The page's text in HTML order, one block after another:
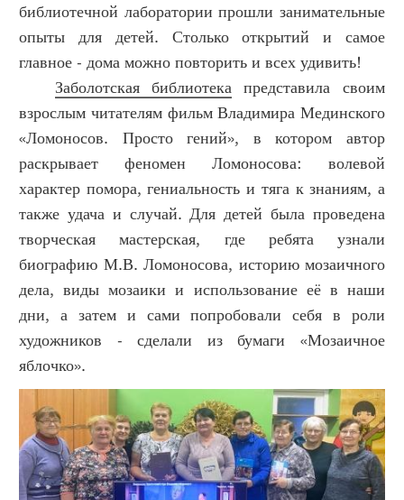
библиотечной лаборатории прошли занимательные
опыты для детей. Столько открытий и самое
главное - дома можно повторить и всех удивить!
Заболотская библиотека представила своим
взрослым читателям фильм Владимира Мединского
«Ломоносов. Просто гений», в котором автор
раскрывает феномен Ломоносова: волевой
характер помора, гениальность и тяга к знаниям, а
также удача и случай. Для детей была проведена
творческая мастерская, где ребята узнали
биографию М.В. Ломоносова, историю мозаичного
дела, виды мозаики и использование её в наши
дни, а затем и сами попробовали себя в роли
художников - сделали из бумаги «Мозаичное
яблочко».